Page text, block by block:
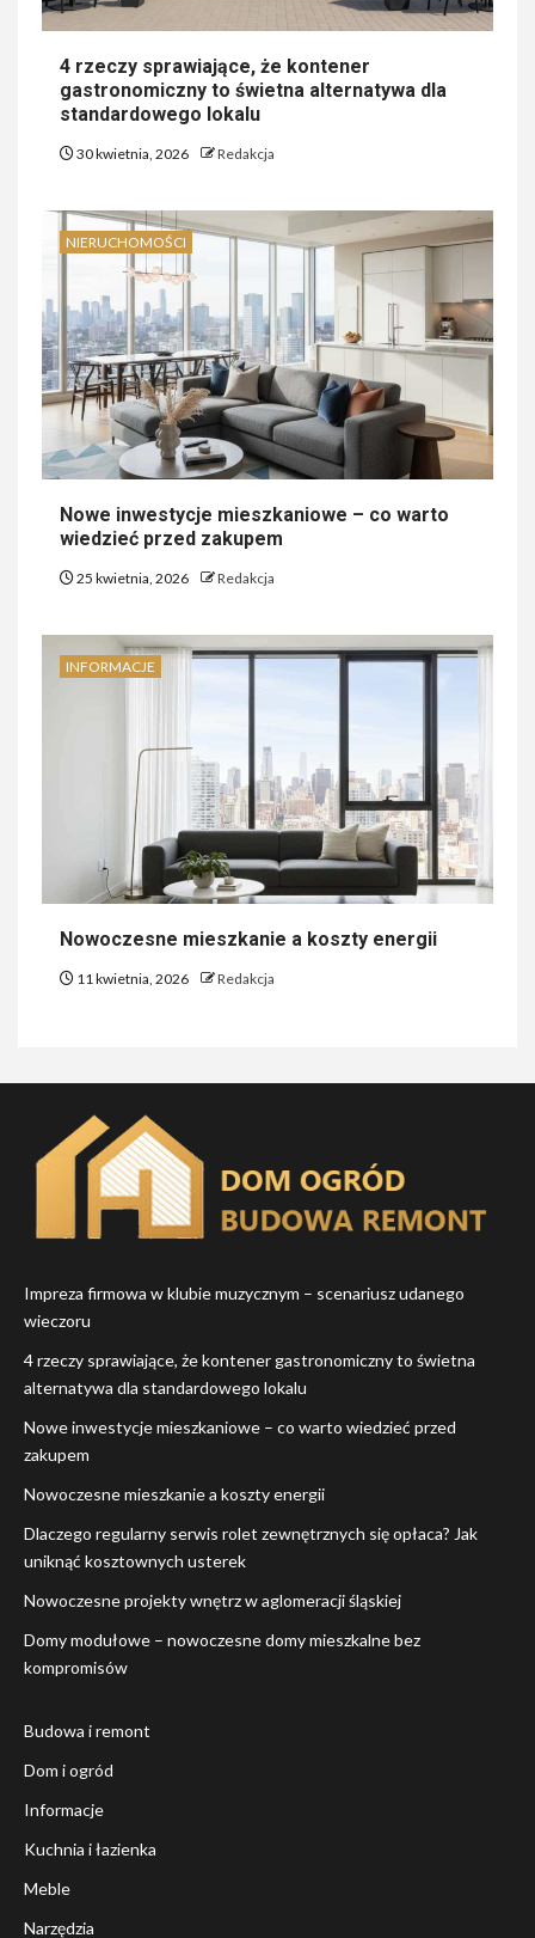
4 rzeczy sprawiające, że kontener
gastronomiczny to świetna alternatywa dla
standardowego lokalu
30 kwietnia, 2026 Redakcja
NIERUCHOMOŚCI
Nowe inwestycje mieszkaniowe – co warto
wiedzieć przed zakupem
25 kwietnia, 2026 Redakcja
INFORMACJE
Nowoczesne mieszkanie a koszty energii
11 kwietnia, 2026 Redakcja
Impreza firmowa w klubie muzycznym – scenariusz udanego
wieczoru
4 rzeczy sprawiające, że kontener gastronomiczny to świetna
alternatywa dla standardowego lokalu
Nowe inwestycje mieszkaniowe – co warto wiedzieć przed
zakupem
Nowoczesne mieszkanie a koszty energii
Dlaczego regularny serwis rolet zewnętrznych się opłaca? Jak
uniknąć kosztownych usterek
Nowoczesne projekty wnętrz w aglomeracji śląskiej
Domy modułowe – nowoczesne domy mieszkalne bez
kompromisów
Budowa i remont
Dom i ogród
Informacje
Kuchnia i łazienka
Meble
Narzędzia